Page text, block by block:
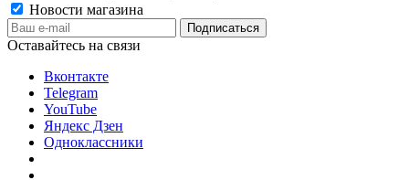
Новости магазина
Оставайтесь на связи
Вконтакте
Telegram
YouTube
Яндекс Дзен
Одноклассники